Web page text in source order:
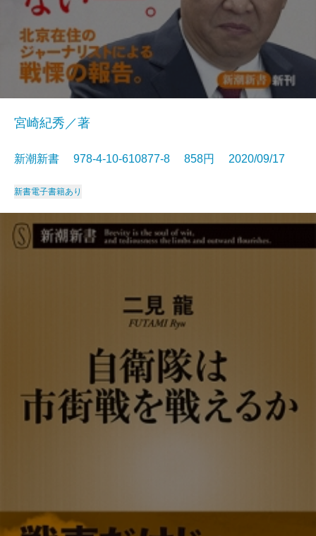
宮崎紀秀／著
新潮新書 978-4-10-610877-8 858円 2020/09/17
新書電子書籍あり